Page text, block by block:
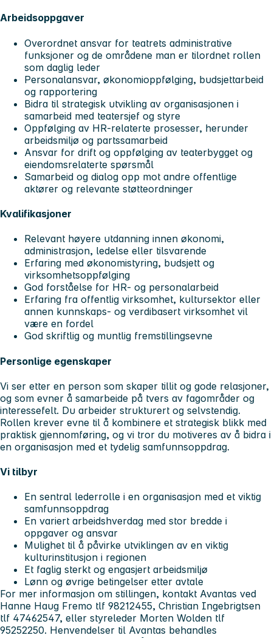
Arbeidsoppgaver
Overordnet ansvar for teatrets administrative
funksjoner og de områdene man er tilordnet rollen
som daglig leder
Personalansvar, økonomioppfølging, budsjettarbeid
og rapportering
Bidra til strategisk utvikling av organisasjonen i
samarbeid med teatersjef og styre
Oppfølging av HR-relaterte prosesser, herunder
arbeidsmiljø og partssamarbeid
Ansvar for drift og oppfølging av teaterbygget og
eiendomsrelaterte spørsmål
Samarbeid og dialog opp mot andre offentlige
aktører og relevante støtteordninger
Kvalifikasjoner
Relevant høyere utdanning innen økonomi,
administrasjon, ledelse eller tilsvarende
Erfaring med økonomistyring, budsjett og
virksomhetsoppfølging
God forståelse for HR- og personalarbeid
Erfaring fra offentlig virksomhet, kultursektor eller
annen kunnskaps- og verdibasert virksomhet vil
være en fordel
God skriftlig og muntlig fremstillingsevne
Personlige egenskaper
Vi ser etter en person som skaper tillit og gode relasjoner,
og som evner å samarbeide på tvers av fagområder og
interessefelt. Du arbeider strukturert og selvstendig.
Rollen krever evne til å kombinere et strategisk blikk med
praktisk gjennomføring, og vi tror du motiveres av å bidra i
en organisasjon med et tydelig samfunnsoppdrag.
Vi tilbyr
En sentral lederrolle i en organisasjon med et viktig
samfunnsoppdrag
En variert arbeidshverdag med stor bredde i
oppgaver og ansvar
Mulighet til å påvirke utviklingen av en viktig
kulturinstitusjon i regionen
Et faglig sterkt og engasjert arbeidsmiljø
Lønn og øvrige betingelser etter avtale
For mer informasjon om stillingen, kontakt Avantas ved
Hanne Haug Fremo tlf 98212455, Christian Ingebrigtsen
tlf 47462547, eller styreleder Morten Wolden tlf
95252250. Henvendelser til Avantas behandles